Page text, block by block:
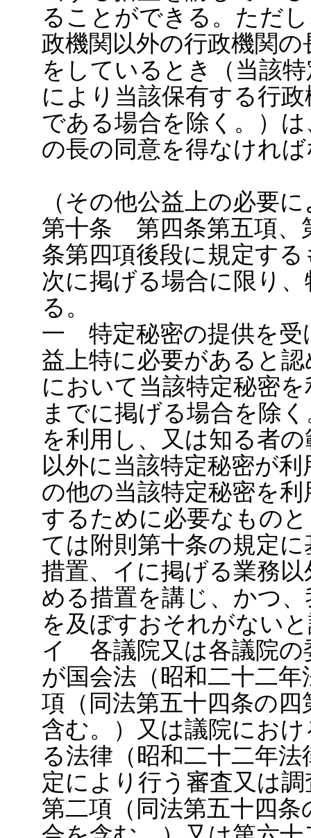
ることができる。ただ
政機関以外の行政機関
をしているとき（当該
により当該保有する行
である場合を除く。）
の長の同意を得なけれ
（その他公益上の必要
第十条 第四条第五項、
条第四項後段に規定す
次に掲げる場合に限り
る。
一 特定秘密の提供を受
益上特に必要があると
において当該特定秘密
までに掲げる場合を除
を利用し、又は知る者
以外に当該特定秘密が
の他の当該特定秘密を
するために必要なもの
ては附則第十条の規定
措置、イに掲げる業務
める措置を講じ、かつ
を及ぼすおそれがない
イ 各議院又は各議院の
が国会法（昭和二十二
項（同法第五十四条の
含む。）又は議院にお
る法律（昭和二十二年
定により行う審査又は
第二項（同法第五十四